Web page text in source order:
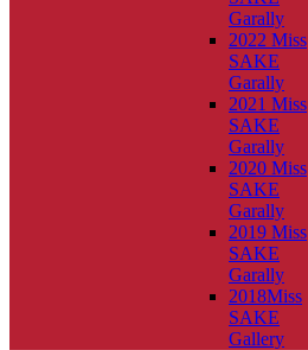
Garally
2022 Miss
SAKE
Garally
2021 Miss
SAKE
Garally
2020 Miss
SAKE
Garally
2019 Miss
SAKE
Garally
2018Miss
SAKE
Gallery